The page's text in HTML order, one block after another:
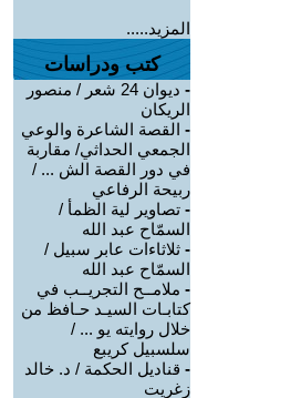
المزيد.....
كتب ودراسات
-
ديوان 24 شعر / منصور
الريكان
- القصة الشاعرة والوعي
الجمعي الحداثي/ مقاربة
في دور القصة الش ... /
ربيحة الرفاعي
- تصاوير لية الظمأ /
السمّاح عبد الله
- ثلاثاءات عابر سبيل /
السمّاح عبد الله
- ملامــح التجريــب في
كتابـات السيـد حـافظ من
خلال روايته يو ... /
سلسبيل كريبع
- قناديل الحكمة / د. خالد
زغريت